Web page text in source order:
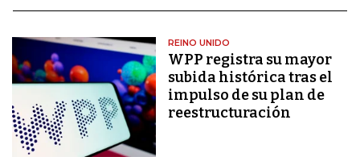
REINO UNIDO
WPP registra su mayor
subida histórica tras el
impulso de su plan de
reestructuración